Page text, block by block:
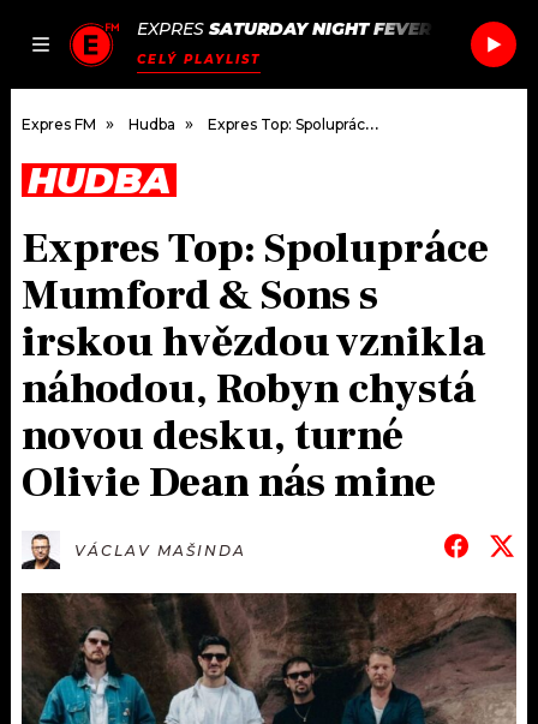
JAK
SEZNAM.CZ
EXPRES SATURDAY NIGHT FEVER
CELÝ PLAYLIST
DOMŮ
ČLÁNKY
HUDBA
ROZHOVORY
#NEBUDUDOMA
KALENDÁŘ
KVÍZY
VIP
PODCASTY
JAK NALADIT
RÁDIO
APLIKACE
PROGRAM
PLAYLIST
JAK NALADIT
Expres FM Hudba Expres Top: Spolupráce Mumford & Sons s irskou hvězdou vznikla náhodou, Robyn chystá novou desku, turné Olivie Dean nás mine
HUDBA
Expres Top: Spolupráce
Mumford & Sons s
irskou hvězdou vznikla
náhodou, Robyn chystá
novou desku, turné
Olivie Dean nás mine
VÁCLAV MAŠINDA